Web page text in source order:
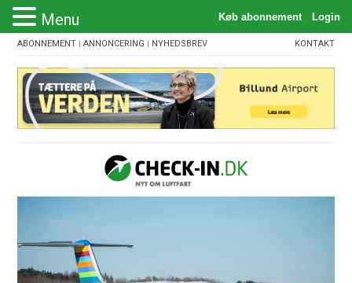
ABONNEMENT |ANNONCERING | NYHEDSBREV KONTAKT
Menu